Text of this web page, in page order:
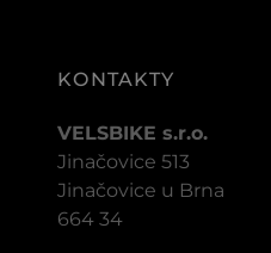
KONTAKTY
VELSBIKE s.r.o.
Jinačovice 513
Jinačovice u Brna
664 34